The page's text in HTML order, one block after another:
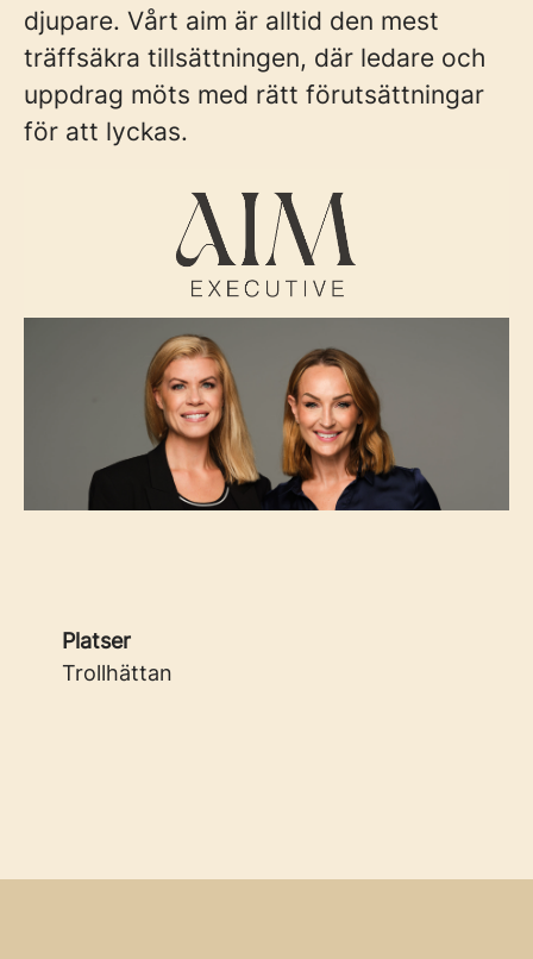
djupare. Vårt aim är alltid den mest
träffsäkra tillsättningen, där ledare och
uppdrag möts med rätt förutsättningar
för att lyckas.
Platser
Trollhättan